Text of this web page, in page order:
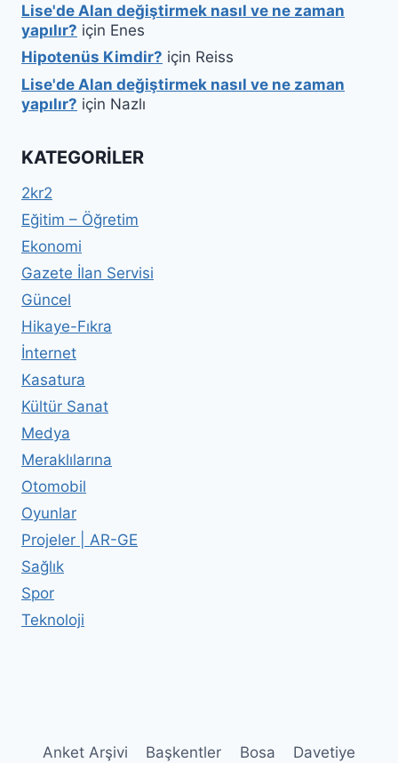
Lise'de Alan değiştirmek nasıl ve ne zaman
yapılır? için Enes
Hipotenüs Kimdir? için Reiss
Lise'de Alan değiştirmek nasıl ve ne zaman
yapılır? için Nazlı
KATEGORILER
2kr2
Eğitim – Öğretim
Ekonomi
Gazete İlan Servisi
Güncel
Hikaye-Fıkra
İnternet
Kasatura
Kültür Sanat
Medya
Meraklılarına
Otomobil
Oyunlar
Projeler | AR-GE
Sağlık
Spor
Teknoloji
Anket Arşivi Başkentler Bosa Davetiye